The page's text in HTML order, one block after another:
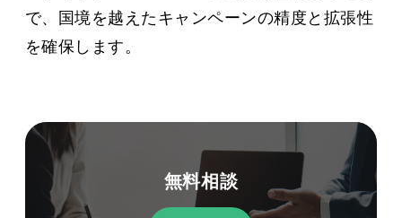
で、国境を越えたキャンペーンの精度と拡張性
を確保します。
無料相談